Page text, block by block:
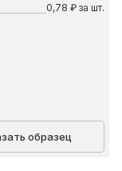
0,78 ₽ за шт.
образец